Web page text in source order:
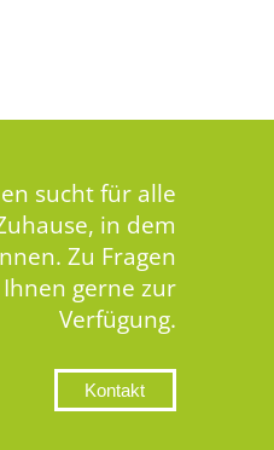
sucht für alle
in dem
Zu Fragen
gerne zur
Verfügung.
Kontakt